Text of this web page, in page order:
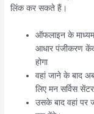
लिंक कर सकते हैं।
ऑफलाइन के
आधार पंजीकरण
होगा
वहां जाने के बाद
लिए मन सर्विस
उसके बाद वहां पर